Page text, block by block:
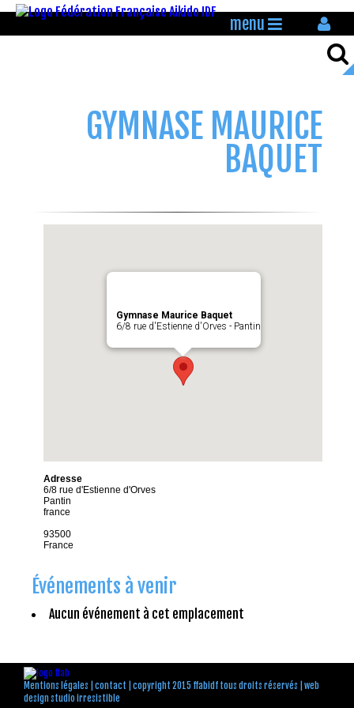
menu
GYMNASE MAURICE
BAQUET
Gymnase Maurice Baquet
6/8 rue d'Estienne d'Orves - Pantin
Adresse
6/8 rue d'Estienne d'Orves
Pantin
france
93500
France
Événements à venir
Aucun événement à cet emplacement
Mentions légales contact | copyright 2015 ffabidf tous droits réservés | web
design studio irresistible